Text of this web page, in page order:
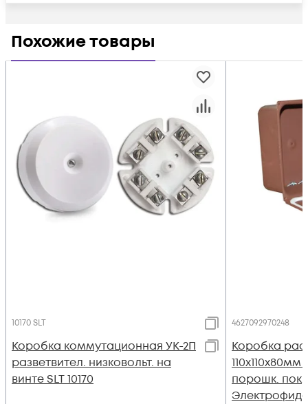
Похожие товары
10170 SLT
Коробка коммутационная УК-2П
разветвител. низковольт. на
винте SLT 10170
4627092970248
Коробка
110х110х80мм
порошк.